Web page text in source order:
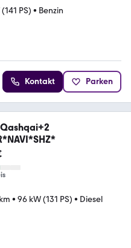
PS) • Benzin
Kontakt Parken
• 96 kW (131 PS) • Diesel